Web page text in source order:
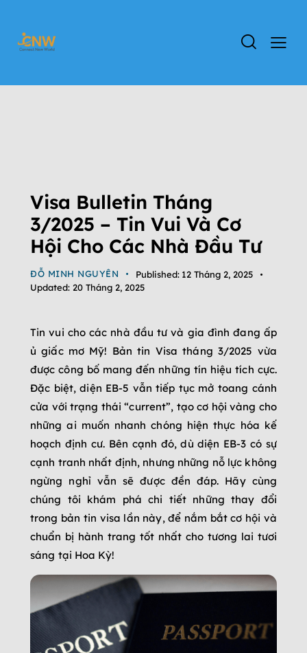
Visa Bulletin Tháng
3/2025 – Tin Vui Và Cơ
Hội Cho Các Nhà Đầu Tư
ĐỖ MINH NGUYÊN Published: 12 Tháng 2, 2025
Updated: 20 Tháng 2, 2025
Tin vui cho các nhà đầu tư và gia đình đang ấp
ủ giấc mơ Mỹ! Bản tin Visa tháng 3/2025 vừa
được công bố mang đến những tín hiệu tích cực.
Đặc biệt, diện EB-5 vẫn tiếp tục mở toang cánh
cửa với trạng thái “current”, tạo cơ hội vàng cho
những ai muốn nhanh chóng hiện thực hóa kế
hoạch định cư. Bên cạnh đó, dù diện EB-3 có sự
cạnh tranh nhất định, nhưng những nỗ lực không
ngừng nghỉ vẫn sẽ được đền đáp. Hãy cùng
chúng tôi khám phá chi tiết những thay đổi
trong bản tin visa lần này, để nắm bắt cơ hội và
chuẩn bị hành trang tốt nhất cho tương lai tươi
sáng tại Hoa Kỳ!